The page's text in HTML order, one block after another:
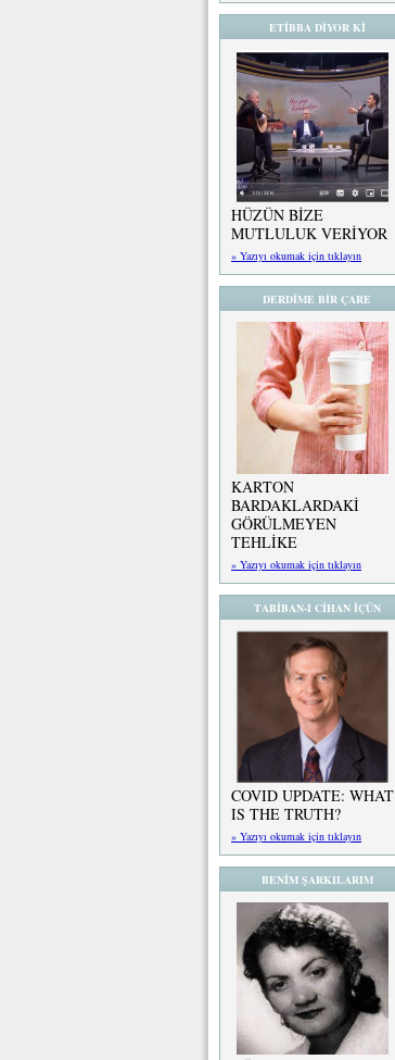
ETİBBA DİYOR Kİ
HÜZÜN BİZE
MUTLULUK VERİYOR
» Yazıyı okumak için tıklayın
DERDİME BİR ÇARE
KARTON
BARDAKLARDAKİ
GÖRÜLMEYEN
TEHLİKE
» Yazıyı okumak için tıklayın
TABİBAN-I CİHAN İÇÜN
COVID UPDATE: WHAT
IS THE TRUTH?
» Yazıyı okumak için tıklayın
BENİM ŞARKILARIM